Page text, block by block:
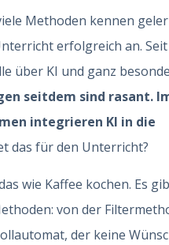
Methoden kennen
erfolgreich an.
über KI und ganz
seitdem sind rasant.
integrieren KI in die
das für den Unterricht?
wie Kaffee kochen. Es
von der
der keine